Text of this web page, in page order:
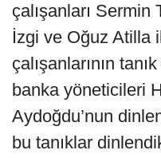
çalışanları
İzgi ve Oğuz Atilla
çalışanlarının
banka yöneticileri
Aydoğdu’nun
bu tanıklar